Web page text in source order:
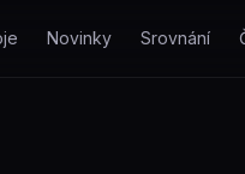
Novinky Srovnání